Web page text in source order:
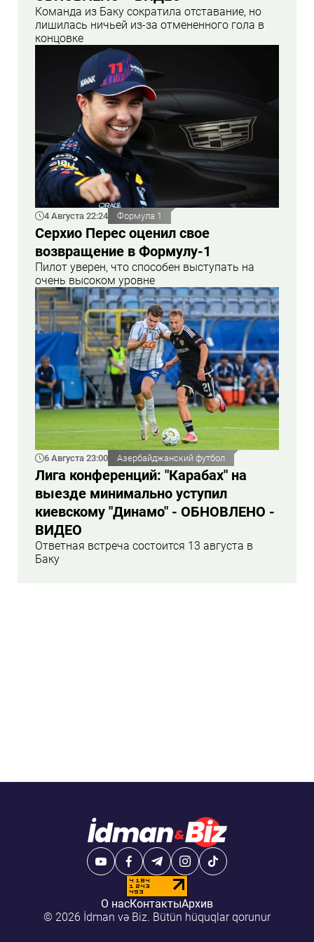
Команда из Баку сократила отставание, но
лишилась ничьей из-за отмененного гола в
концовке
4 Августа 22:24 Формула 1
Серхио Перес оценил свое
возвращение в Формулу-1
Пилот уверен, что способен выступать на
очень высоком уровне
6 Августа 23:00 Азербайджанский футбол
Лига конференций: "Карабах" на
выезде минимально уступил
киевскому "Динамо" - ОБНОВЛЕНО -
ВИДЕО
Ответная встреча состоится 13 августа в
Баку
О насКонтактыАрхив
© 2026 İdman və Biz. Bütün hüquqlar qorunur